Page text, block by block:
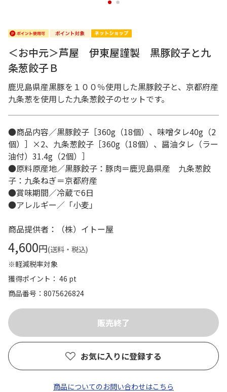
1 2
＜お中元＞芦屋 伊東屋謹製 黒豚餃子と九
条葱餃子Ｂ
鹿児島県産黒豚を１００％使用した黒豚餃子と、京都府産
九条葱を使用した九条葱餃子のセットです。
●商品内容／黒豚餃子［360g（18個）、味噌タレ40g（2
個）］×2、九条葱餃子［360g（18個）、醤油タレ（ラー
油付）31.4g（2個）］
●原料原産地／黒豚餃子：豚肉＝鹿児島県産 九条葱餃
子：九条ねぎ＝京都府産
●賞味期間／冷蔵で6日
●アレルギー／「小麦」
商品提供者：（株）イトー屋
4,600円(送料・税込)
※軽減税率対象
獲得ポイント： 46 pt
商品番号
8075626824
お気に入りに登録する
商品についてのお問い合わせはこちら